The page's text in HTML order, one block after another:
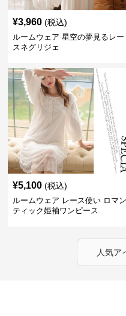
¥3,960 (税込)
ルームウェア 星空の夢見るレー
スネグリジェ
¥5,100 (税込)
ルームウェア レース使い ロマン
ティック姫袖ワンピース
人気ア